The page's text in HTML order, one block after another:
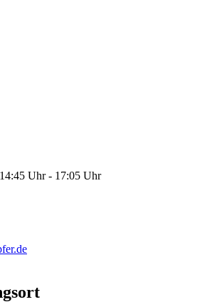
Uhr - 17:05 Uhr